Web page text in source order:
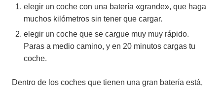
elegir un coche con una batería «grande», que haga
muchos kilómetros sin tener que cargar.
elegir un coche que se cargue muy muy rápido.
Paras a medio camino, y en 20 minutos cargas tu
coche.
Dentro de los coches que tienen una gran batería está,